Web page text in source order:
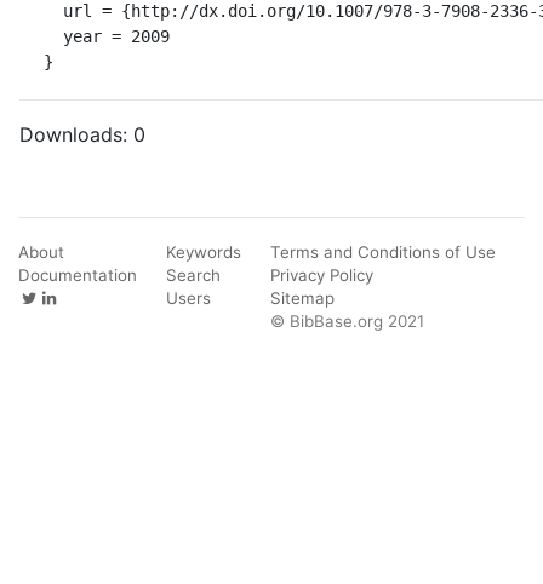
}
Downloads: 0
About
Documentation
Keywords
Search
Users
Terms and Conditions of Use
Privacy Policy
Sitemap
© BibBase.org 2021